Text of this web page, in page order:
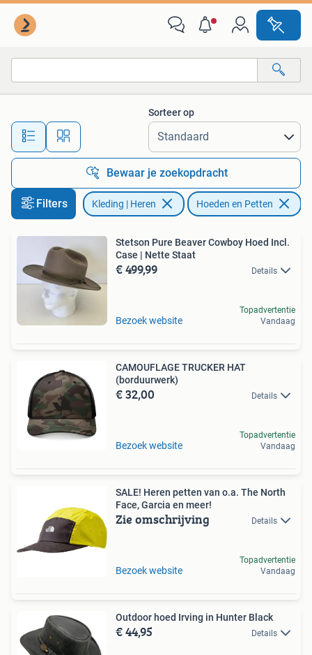
Alle afstanden…
Sorteer op
Bewaar je zoekopdracht
Filters Kleding | Heren Hoeden en Petten
Stetson Pure Beaver Cowboy Hoed Incl.
Case | Nette Staat
€ 499,99 Details
Bezoek website
Topadvertentie
Vandaag
CAMOUFLAGE TRUCKER HAT
(borduurwerk)
€ 32,00 Details
Bezoek website
Topadvertentie
Vandaag
SALE! Heren petten van o.a. The North
Face, Garcia en meer!
Zie omschrijving Details
Bezoek website
Topadvertentie
Vandaag
Outdoor hoed Irving in Hunter Black
€ 44,95 Details